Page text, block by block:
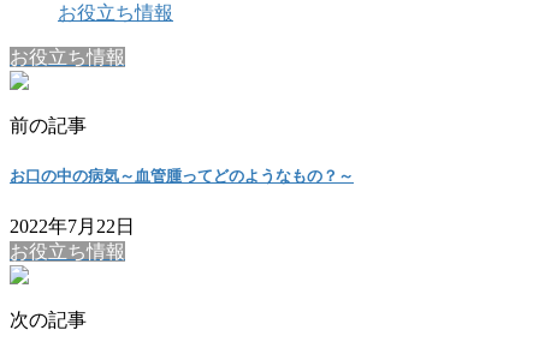
お役立ち情報
お役立ち情報
前の記事
お口の中の病気～血管腫ってどのようなもの？～
2022年7月22日
お役立ち情報
次の記事